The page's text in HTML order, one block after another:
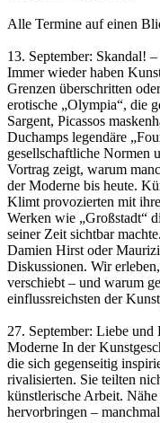
Alle Termine auf einen
13. September: Skandal!
Immer wieder haben
Grenzen überschritten
erotische „Olympia“, die
Sargent, Picassos
Duchamps legendäre
gesellschaftliche Normen
Vortrag zeigt, warum
der Moderne bis heute.
Klimt provozierten mit
Werken wie „Großstadt“
seiner Zeit sichtbar
Damien Hirst oder
Diskussionen. Wir
verschiebt – und warum
einflussreichsten der
27. September: Liebe
Moderne In der
die sich gegenseitig
rivalisierten. Sie teilten
künstlerische Arbeit.
hervorbringen –